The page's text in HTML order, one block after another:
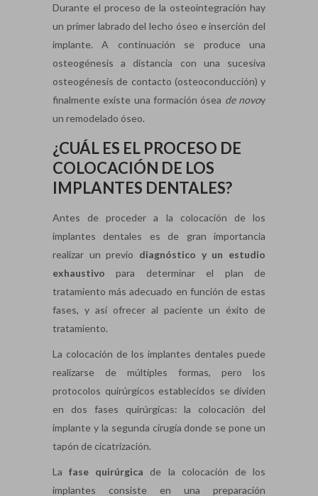
Durante el proceso de la osteointegración hay
un primer labrado del lecho óseo e inserción del
implante. A continuación se produce una
osteogénesis a distancia con una sucesiva
osteogénesis de contacto (osteoconducción) y
finalmente existe una formación ósea de novoy
un remodelado óseo.
¿CUÁL ES EL PROCESO DE
COLOCACIÓN DE LOS
IMPLANTES DENTALES?
Antes de proceder a la colocación de los
implantes dentales es de gran importancia
realizar un previo diagnóstico y un estudio
exhaustivo para determinar el plan de
tratamiento más adecuado en función de estas
fases, y así ofrecer al paciente un éxito de
tratamiento.
La colocación de los implantes dentales puede
realizarse de múltiples formas, pero los
protocolos quirúrgicos establecidos se dividen
en dos fases quirúrgicas: la colocación del
implante y la segunda cirugía donde se pone un
tapón de cicatrización.
Lafase quirúrgica de la colocación de los
implantes consiste en una preparación